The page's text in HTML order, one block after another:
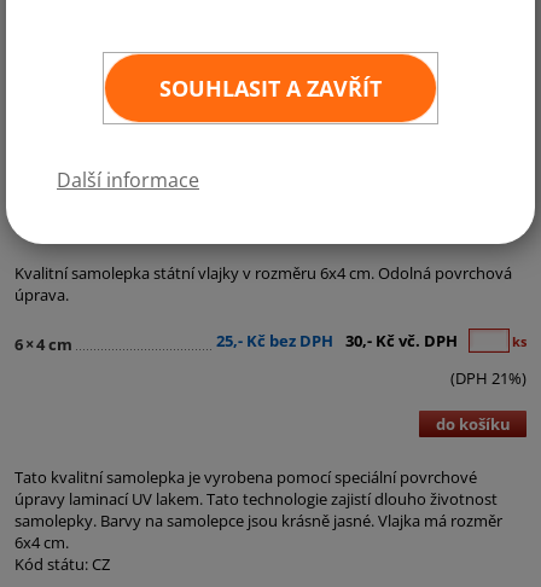
SOUHLASIT A ZAVŘÍT
Další informace
Kvalitní samolepka státní vlajky v rozměru 6x4 cm. Odolná povrchová
úprava.
6×4 cm 25,- Kč bez DPH 30,- Kč vč. DPH ks
(DPH 21%)
do košíku
Tato kvalitní samolepka je vyrobena pomocí speciální povrchové
úpravy laminací UV lakem. Tato technologie zajistí dlouho životnost
samolepky. Barvy na samolepce jsou krásně jasné. Vlajka má rozměr
6x4 cm.
Kód státu: CZ